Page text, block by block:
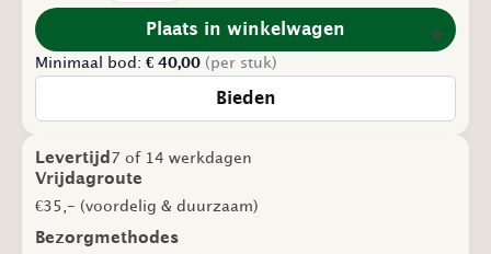
–
160x80
Schatkamer
aantal
Plaats in winkelwagen
Minimaal bod: € 40,00 (per stuk)
Bieden
Levertijd 7 of 14 werkdagen
Vrijdagroute
€35,- (voordelig & duurzaam)
Bezorgmethodes
☀️